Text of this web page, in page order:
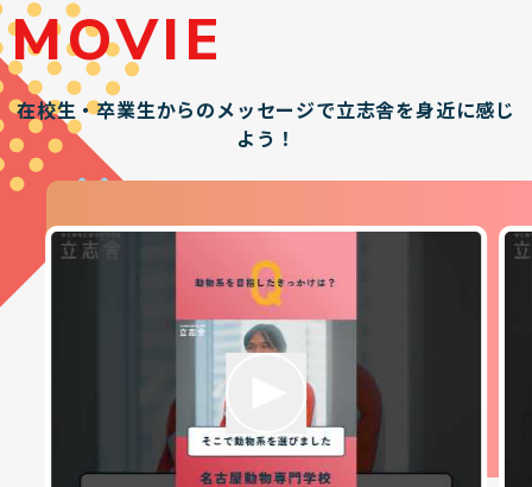
MOVIE
在校生・卒業生からのメッセージで立志舎を身近に感じ
よう！